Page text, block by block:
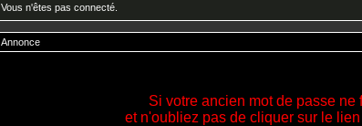
Vous n'êtes pas connecté.
Annonce
Si votre ancien mot de passe
et n'oubliez pas de cliquer sur le